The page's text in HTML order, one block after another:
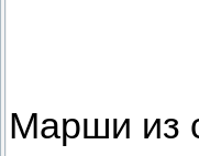
Марши из